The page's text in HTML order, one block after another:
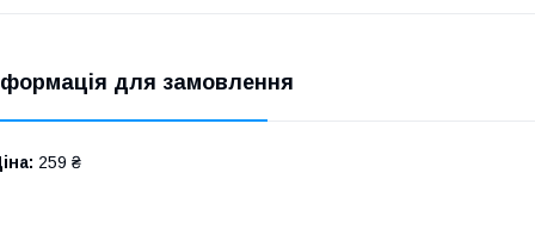
для замовлення
259 ₴